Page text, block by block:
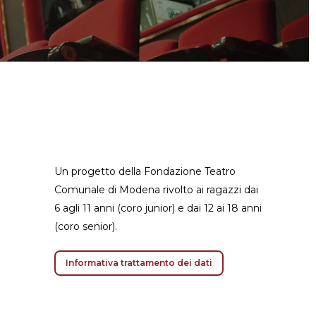
Un progetto della Fondazione Teatro
Comunale di Modena rivolto ai ragazzi dai
6 agli 11 anni (coro junior) e dai 12 ai 18 anni
(coro senior).
Informativa trattamento dei dati